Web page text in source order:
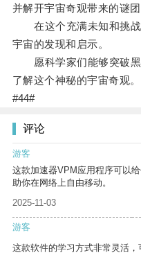
并解开宇宙奇观带来的谜团
在这个充满未知和挑战
宇宙的发现和启示。
愿科学家们能够突破黑
了解这个神秘的宇宙奇观。
#44#
评论
游客
这款加速器VPM应用程序可以
助你在网络上自由移动。
2025-11-03
游客
这款软件的学习方式非常灵活，